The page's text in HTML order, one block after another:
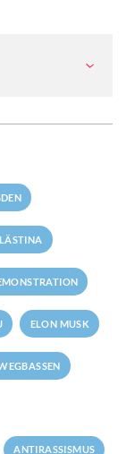
ELON MUSK
ANTIRASSISMUS